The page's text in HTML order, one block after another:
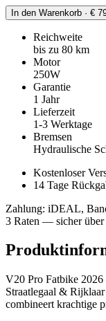
In den Warenkorb · €
Reichweite
bis zu 80 km
Motor
250W
Garantie
1 Jahr
Lieferzeit
1-3 Werktage
Bremsen
Hydraulische
Kostenloser
14 Tage
Zahlung: iDEAL,
3 Raten — sicher über
V20 Pro Fatbike
Straatlegaal &
combineert krachtige